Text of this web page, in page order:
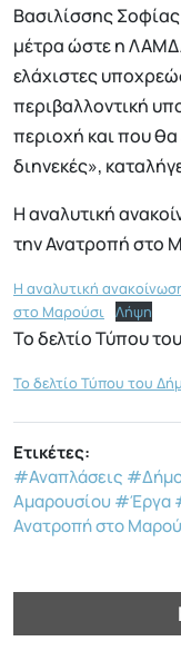
Βασιλίσσης
μέτρα ώστε η
ελάχιστες
περιβαλλοντική
περιοχή και που
διηνεκές»,
Η αναλυτική
την Ανατροπή στο
Η αναλυτική
στο Μαρούσι Λήψη
Το δελτίο Τύπου
Το δελτίο Τύπου του
Ετικέτες:
#Αναπλάσεις
Αμαρουσίου #Έργα
Ανατροπή στο